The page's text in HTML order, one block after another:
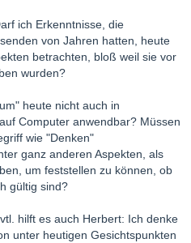
ich Erkenntnisse, die
von Jahren hatten, heute
betrachten, bloß weil sie vor
wurden?
heute nicht auch in
Computer anwendbar? Müssen
wie "Denken"
ganz anderen Aspekten, als
um feststellen zu können, ob
gültig sind?
hilft es auch Herbert: Ich denke
unter heutigen Gesichtspunkten